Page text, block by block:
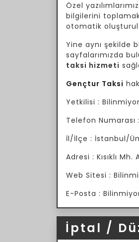
Özel
bilgilerini
otomatik
Yine aynı şekilde
sayfalarımızda
taksi hizmeti
Gençtur Taksi
Yetkilisi : Bilinmiyor
Telefon Numarası
İl/İlçe : İstanbul/
Adresi : Kısıklı
Web Sitesi :
E-Posta :
İptal /